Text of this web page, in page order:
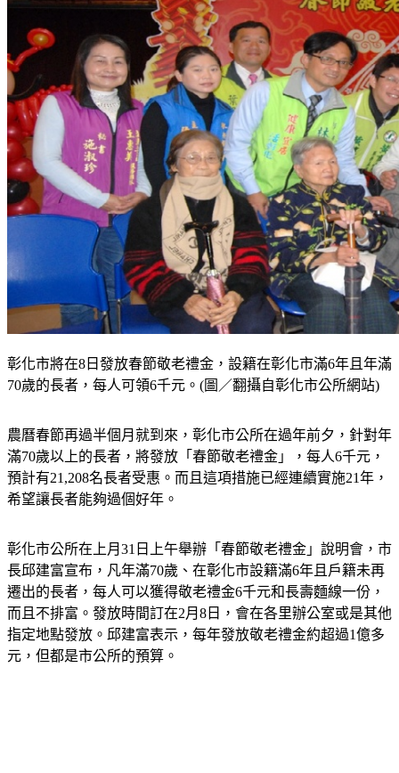
彰化市將在8日發放春節敬老禮金，設籍在彰化市滿6年且年滿
農曆春節再過半個月就到來，彰化市公所在過年前夕，針對年
滿70歲以上的長者，將發放「春節敬老禮金」，每人6千元，
預計有21,208名長者受惠。
彰化市公所在上月31日上午舉辦「春節敬老禮金」說明會，市
長邱建富宣布，凡年滿70歲、在彰化市設籍滿6年且戶籍未再
遷出的長者，每人可以獲得敬老禮金6千元和長壽麵線一份，
而且不排富。發放時間訂在2月8日，會在各里辦公室或是其他
指定地點發放。邱建富表示，每年發放敬老禮金約超過1億多